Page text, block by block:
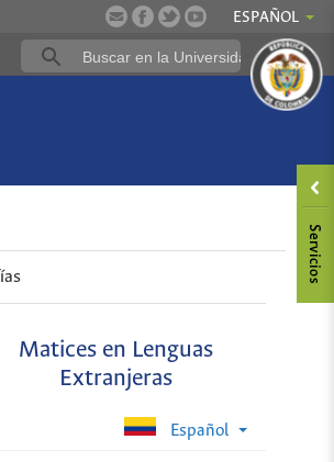
ESPAÑOL
Matices en Lenguas
Extranjeras
Español